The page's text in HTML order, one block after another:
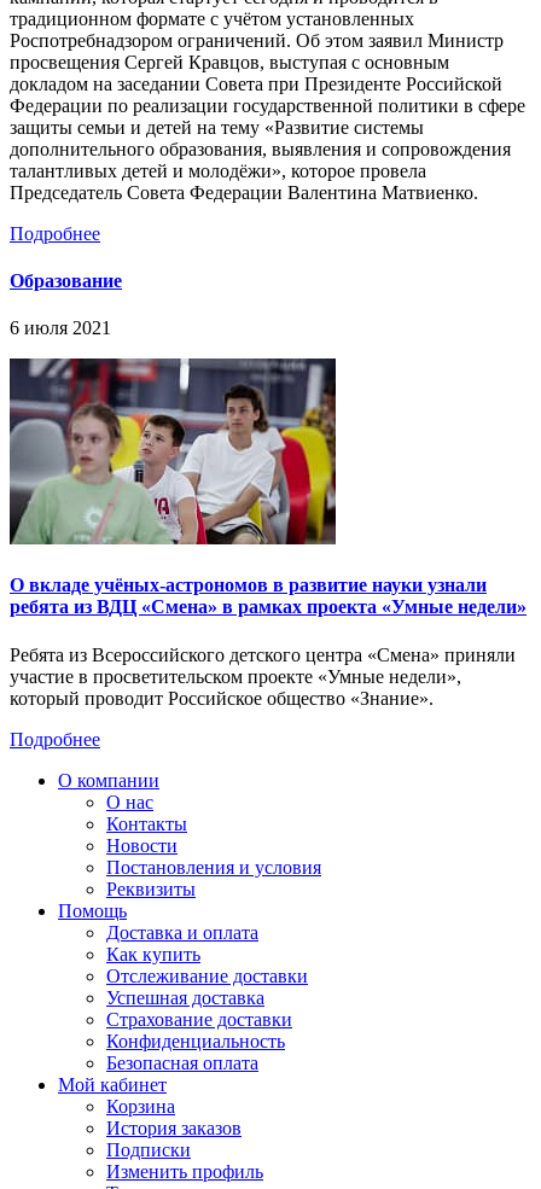
традиционном формате с учётом установленных
Роспотребнадзором ограничений. Об этом заявил Министр
просвещения Сергей Кравцов, выступая с основным
докладом на заседании Совета при Президенте Российской
Федерации по реализации государственной политики в сфере
защиты семьи и детей на тему «Развитие системы
дополнительного образования, выявления и сопровождения
талантливых детей и молодёжи», которое провела
Председатель Совета Федерации Валентина Матвиенко.
Подробнее
Образование
6 июля 2021
О вкладе учёных-астрономов в развитие науки узнали
ребята из ВДЦ «Смена» в рамках проекта «Умные недели»
Ребята из Всероссийского детского центра «Смена» приняли
участие в просветительском проекте «Умные недели»,
который проводит Российское общество «Знание».
Подробнее
О компании
О нас
Контакты
Новости
Постановления и условия
Реквизиты
Помощь
Доставка и оплата
Как купить
Отслеживание доставки
Успешная доставка
Страхование доставки
Конфиденциальность
Безопасная оплата
Мой кабинет
Корзина
История заказов
Подписки
Изменить профиль